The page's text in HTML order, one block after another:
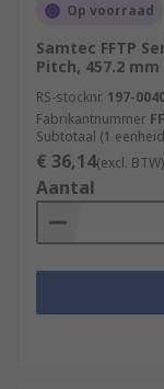
Op voorraad
Samtec FFTP
Pitch, 457.2
RS-stocknr. 197-
Fabrikantnummer
Subtotaal (1
€ 36,14(excl. BTW)
Aantal